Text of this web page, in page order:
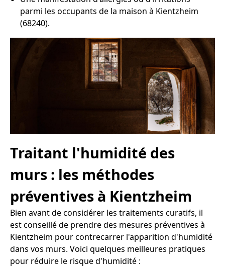
parmi les occupants de la maison à Kientzheim
(68240).
Traitant l'humidité des
murs : les méthodes
préventives à Kientzheim
Bien avant de considérer les traitements curatifs, il
est conseillé de prendre des mesures préventives à
Kientzheim pour contrecarrer l'apparition d'humidité
dans vos murs. Voici quelques meilleures pratiques
pour réduire le risque d'humidité :